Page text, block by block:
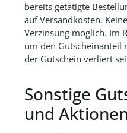
bereits getätigte
auf Versandkosten.
Verzinsung möglich. Im
um den Gutscheinanteil
der Gutschein verliert
Sonstige
und